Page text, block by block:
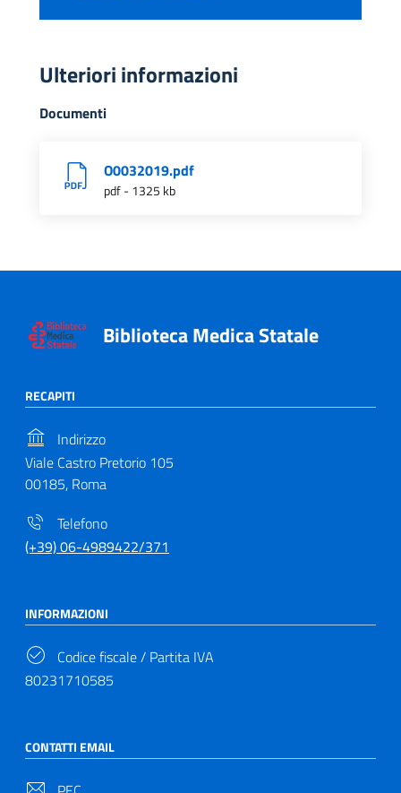
Ulteriori informazioni
Documenti
O0032019.pdf
pdf - 1325 kb
Biblioteca Medica Statale
RECAPITI
Indirizzo
Viale Castro Pretorio 105
00185, Roma
Telefono
(+39) 06-4989422/371
INFORMAZIONI
Codice fiscale / Partita IVA
80231710585
CONTATTI EMAIL